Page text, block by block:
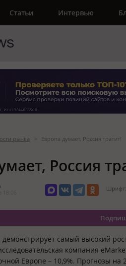
Статьи Интервью
рынка > Европа думает, Россия тратит!
Россия
Шрифт:
демонстрирует самый высокий
компания
Европе – 10,9%. Прогнозы